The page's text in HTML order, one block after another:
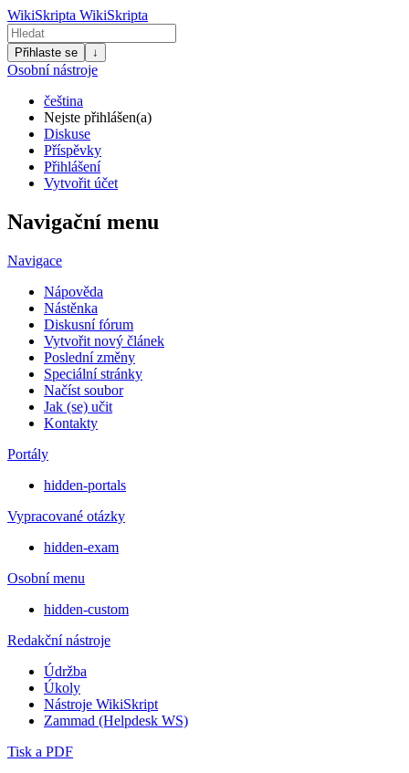
WikiSkripta WikiSkripta
Přihlaste se ↓
Osobní nástroje
čeština
Nejste přihlášen(a)
Diskuse
Příspěvky
Přihlášení
Vytvořit účet
Navigační menu
Navigace
Nápověda
Nástěnka
Diskusní fórum
Vytvořit nový článek
Poslední změny
Speciální stránky
Načíst soubor
Jak (se) učit
Kontakty
Portály
hidden-portals
Vypracované otázky
hidden-exam
Osobní menu
hidden-custom
Redakční nástroje
Údržba
Úkoly
Nástroje WikiSkript
Zammad (Helpdesk WS)
Tisk a PDF